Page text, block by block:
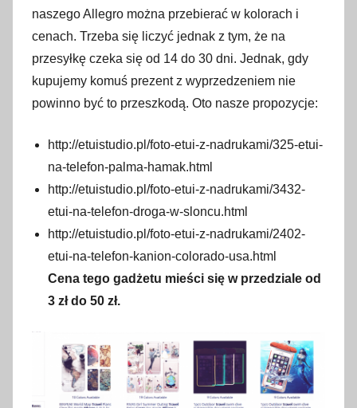
naszego Allegro można przebierać w kolorach i
cenach. Trzeba się liczyć jednak z tym, że na
przesyłkę czeka się od 14 do 30 dni. Jednak, gdy
kupujemy komuś prezent z wyprzedzeniem nie
powinno być to przeszkodą. Oto nasze propozycje:
http://etuistudio.pl/foto-etui-z-nadrukami/325-etui-
na-telefon-palma-hamak.html
http://etuistudio.pl/foto-etui-z-nadrukami/3432-
etui-na-telefon-droga-w-sloncu.html
http://etuistudio.pl/foto-etui-z-nadrukami/2402-
etui-na-telefon-kanion-colorado-usa.html
Cena tego gadżetu mieści się w przedziale od
3 zł do 50 zł.